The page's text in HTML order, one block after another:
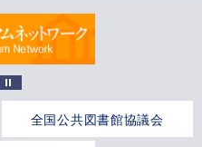
全国公共図書館協議会